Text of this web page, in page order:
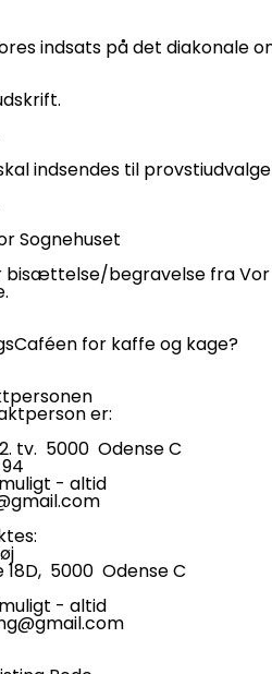
indsats på det diakonale
indsendes til
begravelse fra Vor
for kaffe og kage?
er:
5000 Odense C
- altid
5000 Odense C
- altid